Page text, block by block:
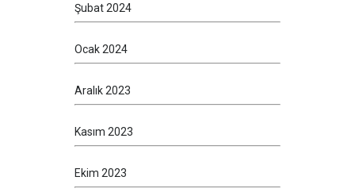
Şubat 2024
Ocak 2024
Aralık 2023
Kasım 2023
Ekim 2023